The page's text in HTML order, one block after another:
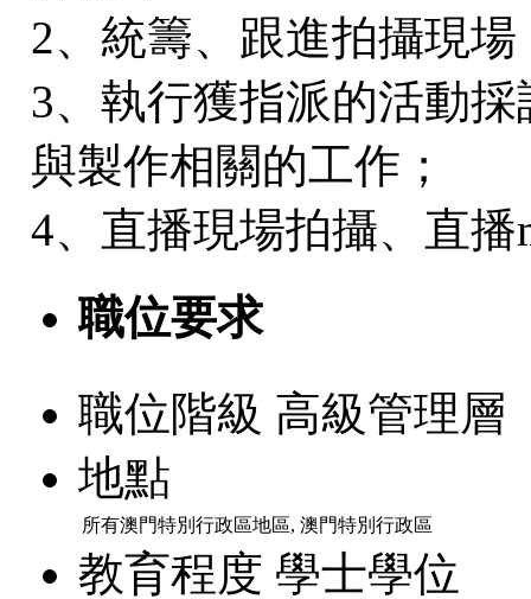
2、統籌、跟進拍攝現
3、執行獲指派的活動
與製作相關的工作；
4、直播現場拍攝、直
職位要求
職位階級 高級管理層
地點
所有澳門特別行政區地區, 澳門特別行政區
教育程度 學士學位